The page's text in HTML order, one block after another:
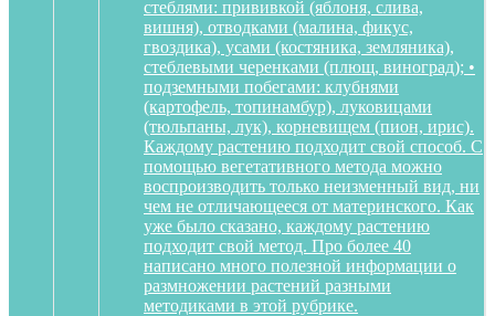
стеблями: прививкой (яблоня, слива,
вишня), отводками (малина, фикус,
гвоздика), усами (костяника, земляника),
стеблевыми черенками (плющ, виноград); •
подземными побегами: клубнями
(картофель, топинамбур), луковицами
(тюльпаны, лук), корневищем (пион, ирис).
Каждому растению подходит свой способ. С
помощью вегетативного метода можно
воспроизводить только неизменный вид, ни
чем не отличающееся от материнского. Как
уже было сказано, каждому растению
подходит свой метод. Про более 40
написано много полезной информации о
размножении растений разными
методиками в этой рубрике.